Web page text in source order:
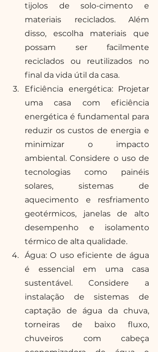
tijolos de solo-cimento e
materiais reciclados. Além
disso, escolha materiais que
possam ser facilmente
reciclados ou reutilizados no
final da vida útil da casa.
Eficiência energética: Projetar
uma casa com eficiência
energética é fundamental para
reduzir os custos de energia e
minimizar o impacto
ambiental. Considere o uso de
tecnologias como painéis
solares, sistemas de
aquecimento e resfriamento
geotérmicos, janelas de alto
desempenho e isolamento
térmico de alta qualidade.
Água: O uso eficiente de água
é essencial em uma casa
sustentável. Considere a
instalação de sistemas de
captação de água da chuva,
torneiras de baixo fluxo,
chuveiros com cabeça